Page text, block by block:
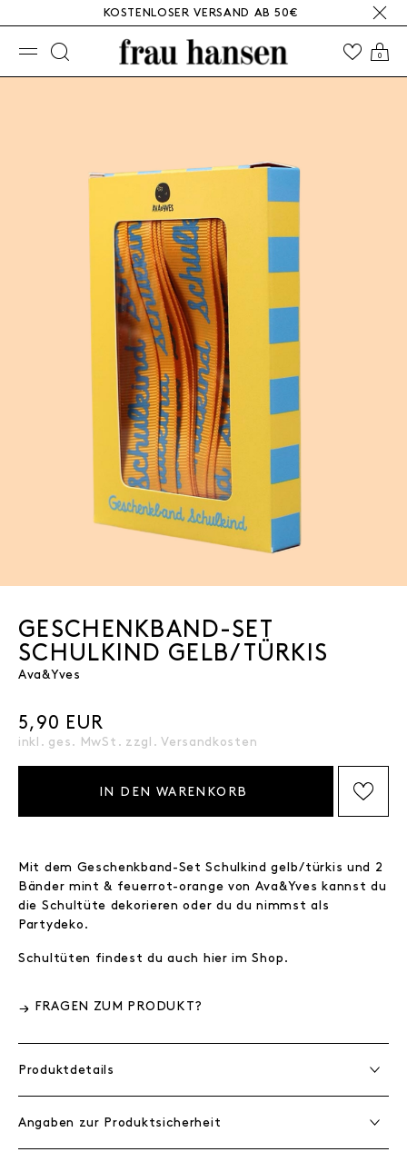
KOSTENLOSER VERSAND AB 50€
0
☰
GESCHENKBAND-SET
SCHULKIND GELB/TÜRKIS
Ava&Yves
5,90 EUR
inkl. ges. MwSt. zzgl.Versandkosten
IN DEN WARENKORB
Mit dem Geschenkband-Set Schulkind gelb/türkis und 2
Bänder mint & feuerrot-orange von Ava&Yves kannst du
die Schultüte dekorieren oder du du nimmst als
Partydeko.
Schultüten findest du auch hier im Shop.
FRAGEN ZUM PRODUKT?
Produktdetails
Angaben zur Produktsicherheit